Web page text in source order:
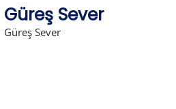
Güreş Sever
Güreş Sever